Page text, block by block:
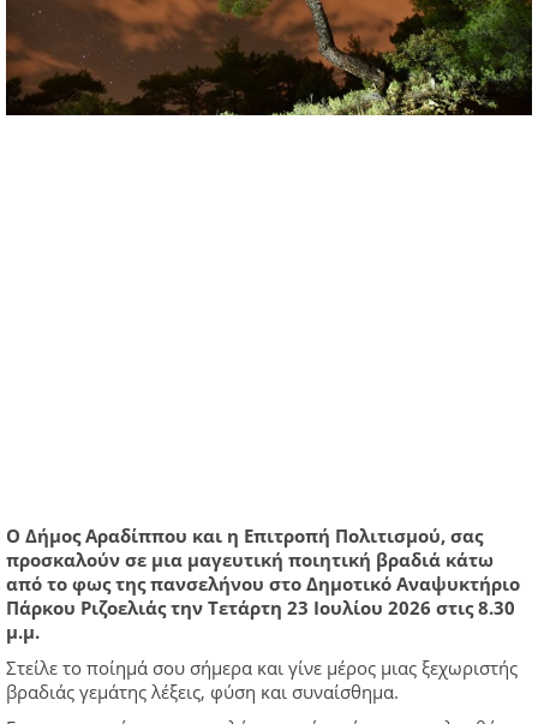
Ο Δήμος Αραδίππου και η Επιτροπή Πολιτισμού, σας
προσκαλούν σε μια μαγευτική ποιητική βραδιά κάτω
από το φως της πανσελήνου στο Δημοτικό Αναψυκτήριο
Πάρκου Ριζοελιάς την Τετάρτη 23 Ιουλίου 2026 στις 8.30
μ.μ.
Στείλε το ποίημά σου σήμερα και γίνε μέρος μιας ξεχωριστής
βραδιάς γεμάτης λέξεις, φύση και συναίσθημα.